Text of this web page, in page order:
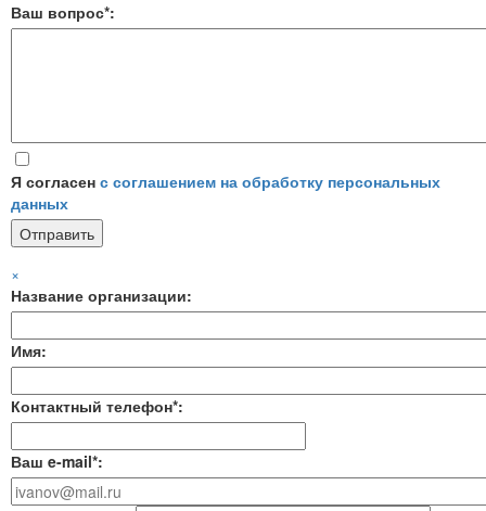
Ваш вопрос*:
Я согласен с соглашением на обработку персональных
данных
×
Название организации:
Имя:
Контактный телефон*:
Ваш e-mail*: